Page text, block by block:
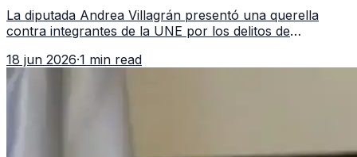
La diputada Andrea Villagrán presentó una querella
contra integrantes de la UNE por los delitos de
18 jun 2026·1 min read